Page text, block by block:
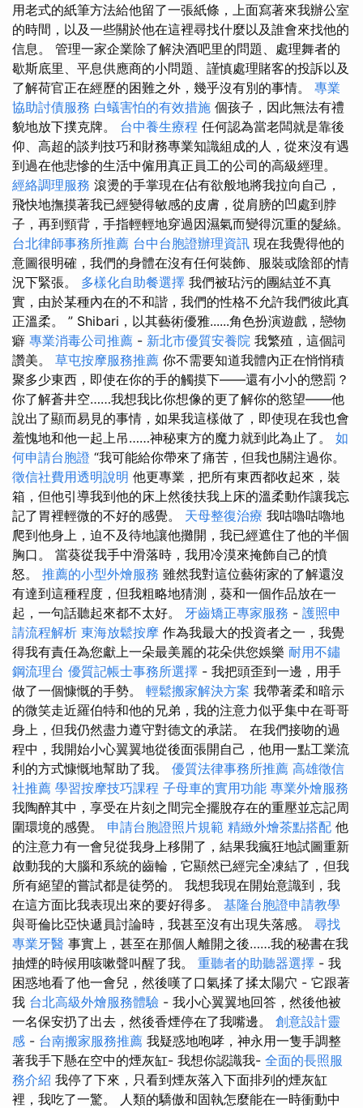
用老式的紙筆方法給他留了一張紙條，上面寫著來我辦公室
的時間，以及一些關於他在這裡尋找什麼以及誰會來找他的
信息。 管理一家企業除了解決酒吧里的問題、處理舞者的
歇斯底里、平息供應商的小問題、謹慎處理賭客的投訴以及
了解荷官正在經歷的困難之外，幾乎沒有別的事情。 專業
協助討債服務 白蟻害怕的有效措施 個孩子，因此無法有禮
貌地放下撲克牌。 台中養生療程 任何認為當老闆就是靠後
仰、高超的談判技巧和財務專業知識組成的人，從來沒有遇
到過在他悲慘的生活中僱用真正員工的公司的高級經理。
經絡調理服務 滾燙的手掌現在佔有欲般地將我拉向自己，
飛快地撫摸著我已經變得敏感的皮膚，從肩膀的凹處到脖
子，再到頸背，手指輕輕地穿過因濕氣而變得沉重的髮絲。
台北律師事務所推薦 台中台胞證辦理資訊 現在我覺得他的
意圖很明確，我們的身體在沒有任何裝飾、服裝或陰部的情
況下緊張。 多樣化自助餐選擇 我們被玷污的團結並不真
實，由於某種內在的不和諧，我們的性格不允許我們彼此真
正溫柔。 ” Shibari，以其藝術優雅......角色扮演遊戲，戀物
癖 專業消毒公司推薦 - 新北市優質安養院 我繁殖，這個詞
讚美。 草屯按摩服務推薦 你不需要知道我體內正在悄悄積
聚多少東西，即使在你的手的觸摸下——還有小小的懲罰？
你了解蒼井空……我想我比你想像的更了解你的慾望——他
說出了顯而易見的事情，如果我這樣做了，即使現在我也會
羞愧地和他一起上吊……神秘東方的魔力就到此為止了。 如
何申請台胞證 “我可能給你帶來了痛苦，但我也關注過你。
徵信社費用透明說明 他更專業，把所有東西都收起來，裝
箱，但他引導我到他的床上然後扶我上床的溫柔動作讓我忘
記了胃裡輕微的不好的感覺。 天母整復治療 我咕嚕咕嚕地
爬到他身上，迫不及待地讓他攤開，我已經遮住了他的半個
胸口。 當葵從我手中滑落時，我用冷漠來掩飾自己的憤
怒。 推薦的小型外燴服務 雖然我對這位藝術家的了解還沒
有達到這種程度，但我粗略地猜測，葵和一個作品放在一
起，一句話聽起來都不太好。 牙齒矯正專家服務 - 護照申
請流程解析 東海放鬆按摩 作為我最大的投資者之一，我覺
得我有責任為您獻上一朵最美麗的花朵供您娛樂 耐用不鏽
鋼流理台 優質記帳士事務所選擇 - 我把頭歪到一邊，用手
做了一個慷慨的手勢。 輕鬆搬家解決方案 我帶著柔和暗示
的微笑走近羅伯特和他的兄弟，我的注意力似乎集中在哥哥
身上，但我仍然盡力遵守對德文的承諾。 在我們接吻的過
程中，我開始小心翼翼地從後面張開自己，他用一點工業流
利的方式慷慨地幫助了我。 優質法律事務所推薦 高雄徵信
社推薦 學習按摩技巧課程 子母車的實用功能 專業外燴服務
我陶醉其中，享受在片刻之間完全擺脫存在的重壓並忘記周
圍環境的感覺。 申請台胞證照片規範 精緻外燴茶點搭配 他
的注意力有一會兒從我身上移開了，結果我瘋狂地試圖重新
啟動我的大腦和系統的齒輪，它顯然已經完全凍結了，但我
所有絕望的嘗試都是徒勞的。 我想我現在開始意識到，我
在這方面比我表現出來的要好得多。 基隆台胞證申請教學
與哥倫比亞快遞員討論時，我甚至沒有出現失落感。 尋找
專業牙醫 事實上，甚至在那個人離開之後……我的秘書在我
抽煙的時候用咳嗽聲叫醒了我。 重聽者的助聽器選擇 - 我
困惑地看了他一會兒，然後嘆了口氣揉了揉太陽穴 - 它跟著
我 台北高級外燴服務體驗 - 我小心翼翼地回答，然後他被
一名保安扔了出去，然後香煙停在了我嘴邊。 創意設計靈
感 - 台南搬家服務推薦 我疑惑地咆哮，神永用一隻手調整
著我手下懸在空中的煙灰缸- 我想你認識我- 全面的長照服
務介紹 我停了下來，只看到煙灰落入下面排列的煙灰缸
裡，我吃了一驚。 人類的驕傲和固執怎麼能在一時衝動中